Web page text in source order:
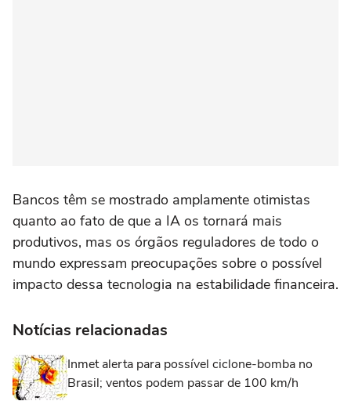
Bancos têm se mostrado amplamente otimistas
quanto ao fato de que a IA os tornará mais
produtivos, mas os órgãos reguladores de todo o
mundo expressam preocupações sobre o possível
impacto dessa tecnologia na estabilidade financeira.
Notícias relacionadas
Inmet alerta para possível ciclone-bomba no
Brasil; ventos podem passar de 100 km/h